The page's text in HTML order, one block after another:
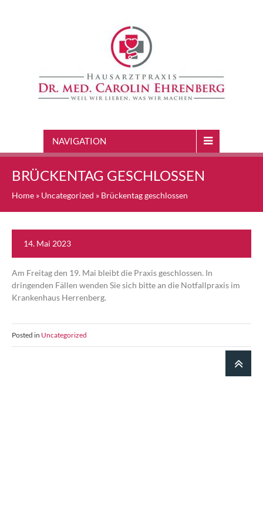
NAVIGATION
BRÜCKENTAG GESCHLOSSEN
Home » Uncategorized » Brückentag geschlossen
14. Mai 2023
Am Freitag den 19. Mai bleibt die Praxis geschlossen. In
dringenden Fällen wenden Sie sich bitte an die Notfallpraxis im
Krankenhaus Herrenberg.
Posted in Uncategorized